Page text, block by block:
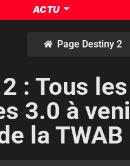
ACTU
Page Destiny 2
: Tous
3.0 à
la